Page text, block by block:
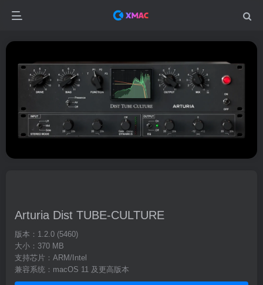
Arturia Dist TUBE-CULTURE
版本：1.2.0 (5460)
大小：370 MB
支持芯片：ARM/Intel
兼容系统：macOS 11 及更高版本